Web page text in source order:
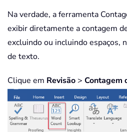
Na verdade, a ferramenta
exibir diretamente a contagem
excluindo ou incluindo espaços,
de texto.
Clique em Revisão > Contagem